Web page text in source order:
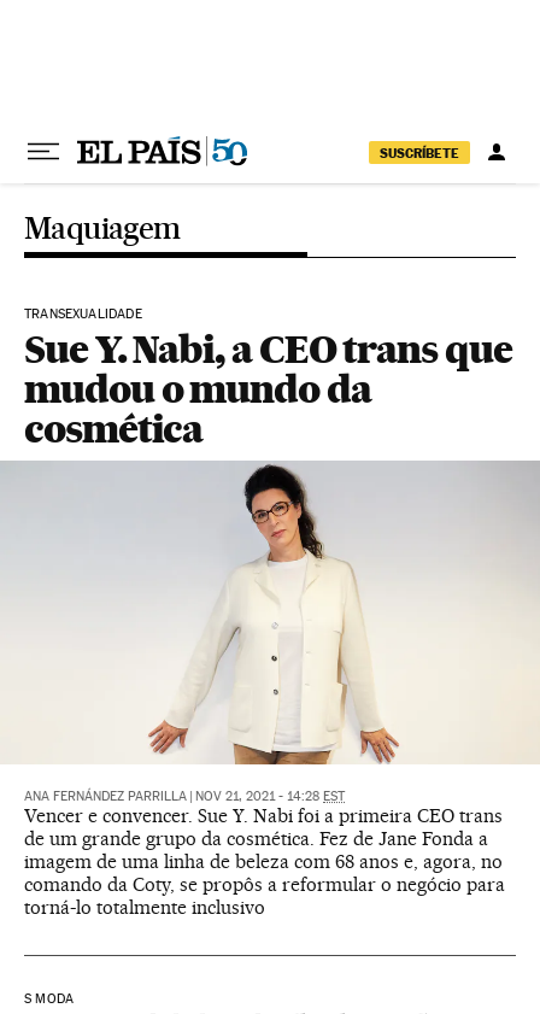
SUSCRÍBETE
Maquiagem
TRANSEXUALIDADE
Sue Y. Nabi, a CEO trans que
mudou o mundo da
cosmética
ANA FERNÁNDEZ PARRILLA NOV 21, 2021 - 14:28 EST
Vencer e convencer. Sue Y. Nabi foi a primeira CEO trans
de um grande grupo da cosmética. Fez de Jane Fonda a
imagem de uma linha de beleza com 68 anos e, agora, no
comando da Coty, se propôs a reformular o negócio para
torná-lo totalmente inclusivo
S MODA